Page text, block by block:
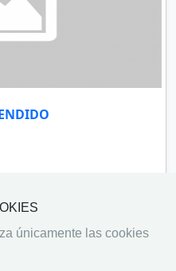
... 494
únicamente las cookies